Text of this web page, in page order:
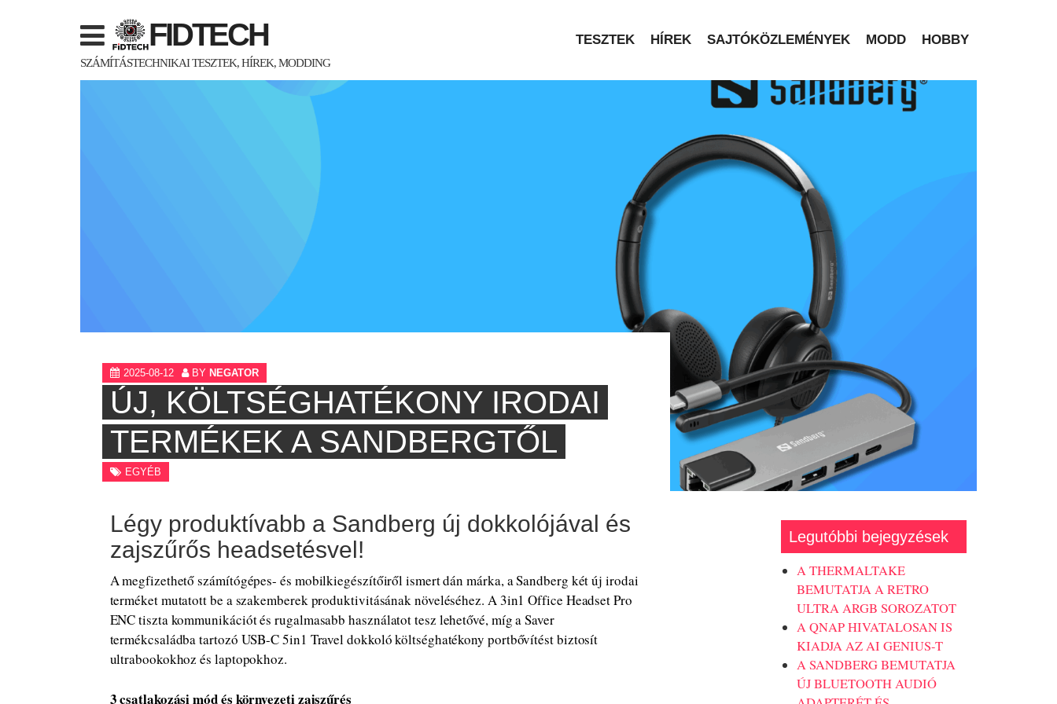
FIDTECH
SZÁMÍTÁSTECHNIKAI TESZTEK, HÍREK, MODDING
TESZTEK HÍREK SAJTÓKÖZLEMÉNYEK MODD HOBBY
2025-08-12 BY NEGATOR
ÚJ, KÖLTSÉGHATÉKONY IRODAI
TERMÉKEK A SANDBERGTŐL
EGYÉB
Légy produktívabb a Sandberg új dokkolójával és
zajszűrős headsetésvel!
A megfizethető számítógépes- és mobilkiegészítőiről ismert dán márka, a Sandberg két új irodai
terméket mutatott be a szakemberek produktivitásának növeléséhez. A 3in1 Office Headset Pro
ENC tiszta kommunikációt és rugalmasabb használatot tesz lehetővé, míg a Saver
termékcsaládba tartozó USB-C 5in1 Travel dokkoló költséghatékony portbővítést biztosít
ultrabookokhoz és laptopokhoz.
3 csatlakozási mód és környezeti zajszűrés
Legutóbbi bejegyzések
A THERMALTAKE
BEMUTATJA A RETRO
ULTRA ARGB SOROZATOT
A QNAP HIVATALOSAN IS
KIADJA AZ AI GENIUS-T
A SANDBERG BEMUTATJA
ÚJ BLUETOOTH AUDIÓ